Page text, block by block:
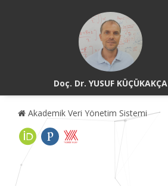
Doç. Dr. YUSUF KÜÇÜKAKÇA
Akademik Veri Yönetim Sistemi